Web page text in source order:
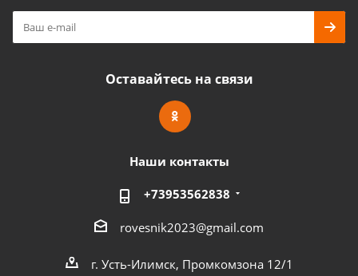
Оставайтесь на связи
Наши контакты
+73953562838
rovesnik2023@gmail.com
г. Усть-Илимск, Промкомзона 12/1